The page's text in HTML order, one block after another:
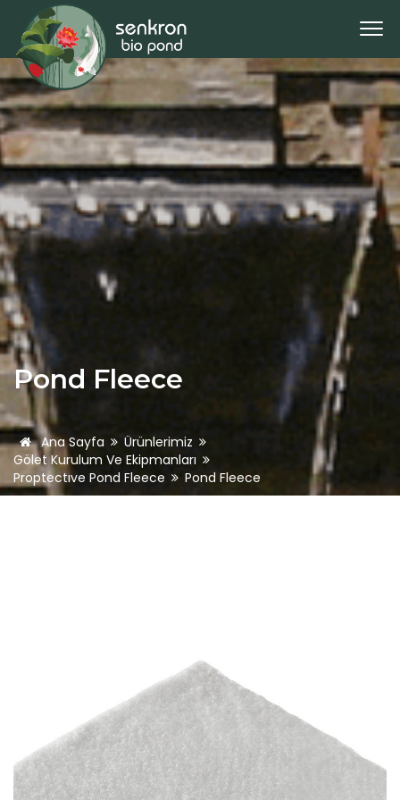
Pond Fleece
Ana Sayfa
Ürünlerimiz
Gölet Kurulum Ve Ekipmanları
Proptectıve Pond Fleece
Pond Fleece